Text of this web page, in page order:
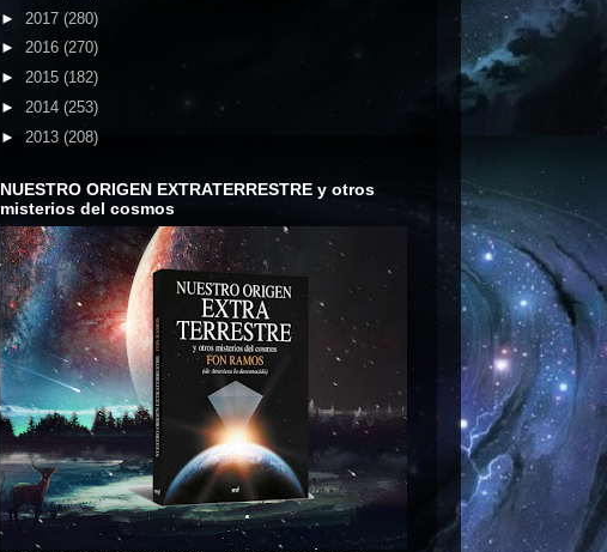
► 2017 (280)
► 2016 (270)
► 2015 (182)
► 2014 (253)
► 2013 (208)
NUESTRO ORIGEN EXTRATERRESTRE y otros
misterios del cosmos